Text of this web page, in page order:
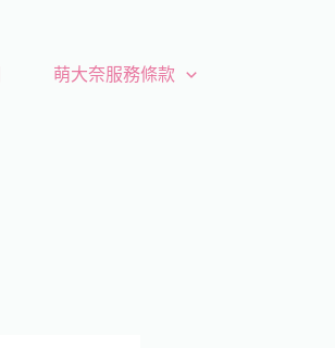
萌大奈服務條款